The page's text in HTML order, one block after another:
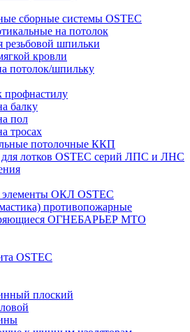
сборные системы OSTEC
на потолок
резьбовой шпильки
кровли
потолок/шпильку
профнастилу
балку
пол
тросах
потолочные ККП
для лотков OSTEC серий ЛПС и ЛНС
ОКЛ OSTEC
противопожарные
ОГНЕБАРЬЕР МТО
OSTEC
плоский